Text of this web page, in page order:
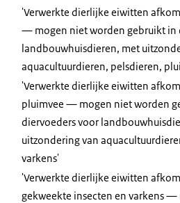
'Verwerkte dierlijke eiwitten
— mogen niet worden gebruikt in
landbouwhuisdieren, met
aquacultuurdieren, pelsdieren,
'Verwerkte dierlijke eiwitten
pluimvee — mogen niet worden
diervoeders voor
uitzondering van
varkens'
'Verwerkte dierlijke eiwitten
gekweekte insecten en varkens